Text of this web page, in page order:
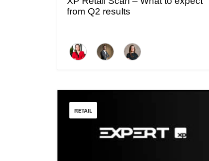
from Q2 results
RETAIL